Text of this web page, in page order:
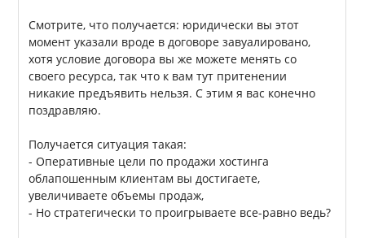
Смотрите, что получается: юридически вы этот
момент указали вроде в договоре завуалировано,
хотя условие договора вы же можете менять со
своего ресурса, так что к вам тут притенении
никакие предъявить нельзя. С этим я вас конечно
поздравляю.
Получается ситуация такая:
- Оперативные цели по продажи хостинга
облапошенным клиентам вы достигаете,
увеличиваете объемы продаж,
- Но стратегически то проигрываете все-равно ведь?